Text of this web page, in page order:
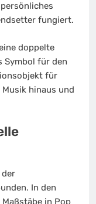
fungiert.
doppelte
Symbol für den
für
hinaus und
der
In den
in Pop